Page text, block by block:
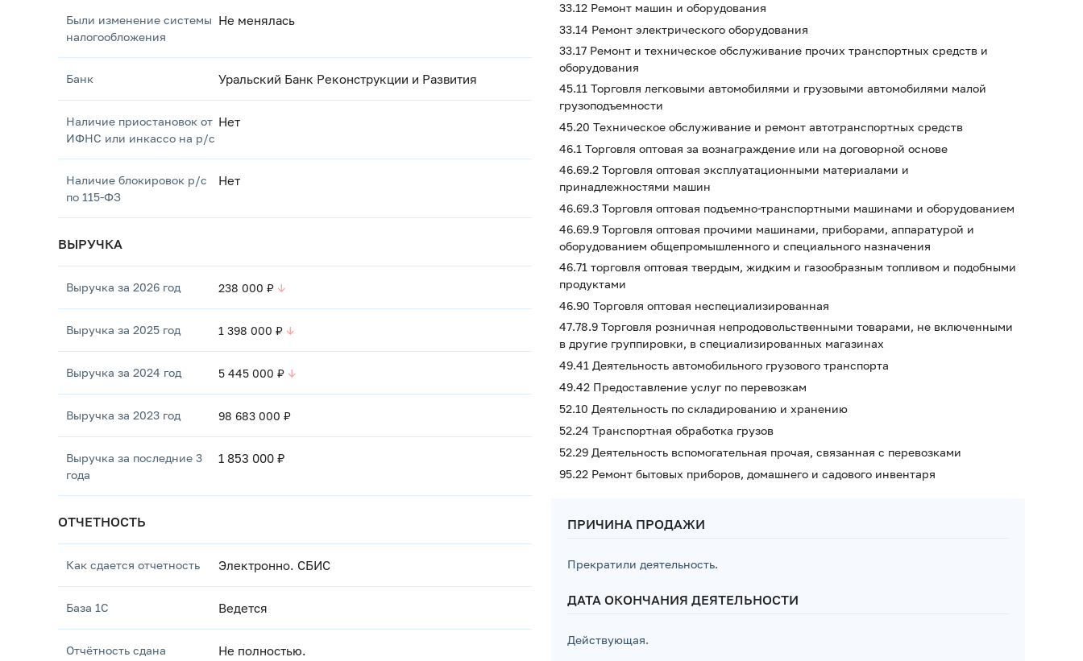
Были изменение системы
налогообложения
Не менялась
Банк Уральский Банк Реконструкции и Развития
Наличие приостановок от
ИФНС или инкассо на р/с
Нет
Наличие блокировок р/с
по 115-ФЗ
Нет
ВЫРУЧКА
Выручка за 2026 год 238 000 ₽ ↓
Выручка за 2025 год 1 398 000 ₽ ↓
Выручка за 2024 год 5 445 000 ₽ ↓
Выручка за 2023 год 98 683 000 ₽
Выручка за последние 3
года
1 853 000 ₽
ОТЧЕТНОСТЬ
Как сдается отчетность Электронно. СБИС
База 1С Ведется
Отчётность сдана Не полностью.
33.12 Ремонт машин и оборудования
33.14 Ремонт электрического оборудования
33.17 Ремонт и техническое обслуживание прочих транспортных средств и
оборудования
45.11 Торговля легковыми автомобилями и грузовыми автомобилями малой
грузоподъемности
45.20 Техническое обслуживание и ремонт автотранспортных средств
46.1 Торговля оптовая за вознаграждение или на договорной основе
46.69.2 Торговля оптовая эксплуатационными материалами и
принадлежностями машин
46.69.3 Торговля оптовая подъемно-транспортными машинами и оборудованием
46.69.9 Торговля оптовая прочими машинами, приборами, аппаратурой и
оборудованием общепромышленного и специального назначения
46.71 торговля оптовая твердым, жидким и газообразным топливом и подобными
продуктами
46.90 Торговля оптовая неспециализированная
47.78.9 Торговля розничная непродовольственными товарами, не включенными
в другие группировки, в специализированных магазинах
49.41 Деятельность автомобильного грузового транспорта
49.42 Предоставление услуг по перевозкам
52.10 Деятельность по складированию и хранению
52.24 Транспортная обработка грузов
52.29 Деятельность вспомогательная прочая, связанная с перевозками
95.22 Ремонт бытовых приборов, домашнего и садового инвентаря
ПРИЧИНА ПРОДАЖИ
Прекратили деятельность.
ДАТА ОКОНЧАНИЯ ДЕЯТЕЛЬНОСТИ
Действующая.